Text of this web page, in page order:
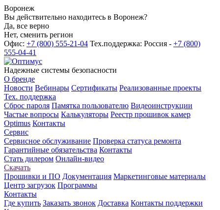
Воронеж
Вы действительно находитесь в Воронеж?
Да, все верно
Нет, сменить регион
Офис: +7 (800) 555-21-04 Тех.поддержка: Россия - +7 (800)
555-04-41
Надежные системы безопасности
О бренде
Новости Вебинары Сертификаты Реализованные проекты
Тех. поддержка
Сброс пароля Памятка пользователю Видеоинструкции
Частые вопросы Калькуляторы Реестр прошивок камер
Optimus Контакты
Сервис
Сервисное обслуживание Проверка статуса ремонта
Гарантийные обязательства Контакты
Стать дилером Онлайн-видео
Скачать
Прошивки и ПО Документация Маркетинговые материалы
Центр загрузок Программы
Контакты
Где купить Заказать звонок Доставка Контакты поддержки